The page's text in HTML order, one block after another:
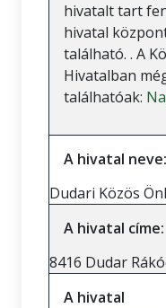
hivatalt tart
hivatal
található. . A
Hivatalban
találhatóak:
A hivatal neve:
Dudari Közös
A hivatal címe:
8416 Dudar
A hivatal